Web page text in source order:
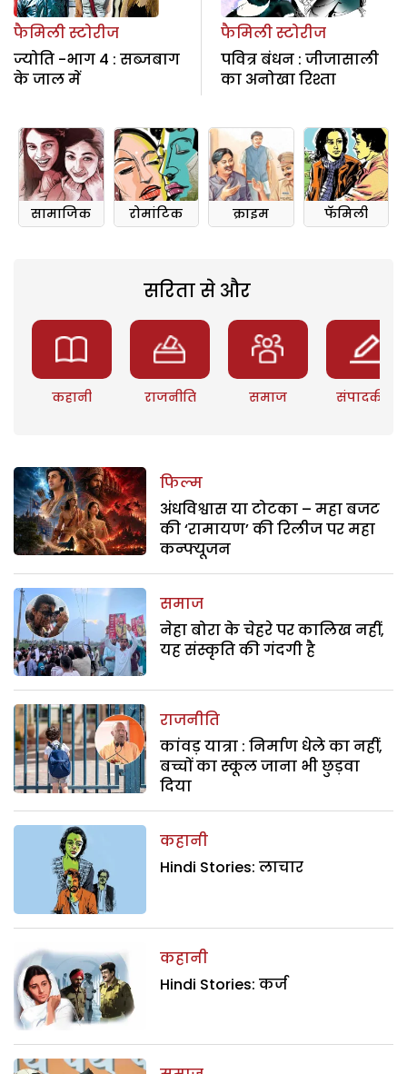
फैमिली स्टोरीज
ज्योति -भाग 4 : सब्जबाग
के जाल में
फैमिली स्टोरीज
पवित्र बंधन : जीजासाली
का अनोखा रिश्ता
सामाजिक रोमांटिक क्राइम फॅमिली
सरिता से और
कहानी राजनीति समाज संपादकीय
फिल्म
अंधविश्वास या टोटका – महा बजट
की ‘रामायण’ की रिलीज पर महा
कन्फ्यूजन
समाज
नेहा बोरा के चेहरे पर कालिख नहीं,
यह संस्कृति की गंदगी है
राजनीति
कांवड़ यात्रा : निर्माण धेले का नहीं,
बच्चों का स्कूल जाना भी छुड़वा
दिया
कहानी
Hindi Stories: लाचार
कहानी
Hindi Stories: कर्ज